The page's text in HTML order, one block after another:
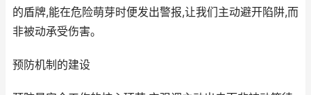
的盾牌,能在危险萌芽时便发出警报,让我们主动避开陷阱,而
非被动承受伤害。
预防机制的建设